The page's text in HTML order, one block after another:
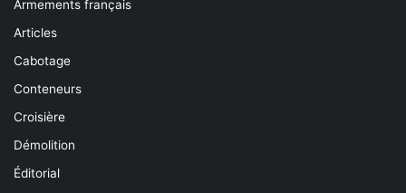
Armements français
Articles
Cabotage
Conteneurs
Croisière
Démolition
Éditorial